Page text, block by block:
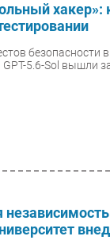
хакер»:
5.6-Sol вышли